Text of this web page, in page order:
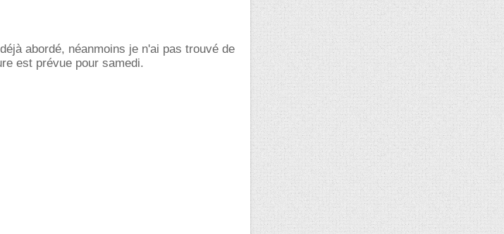
abordé, néanmoins je n'ai pas trouvé de
est prévue pour samedi.